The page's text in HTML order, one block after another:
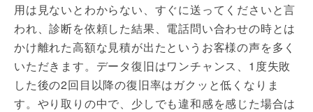
用は見ないとわからない、すぐに送ってくださいと言
われ、診断を依頼した結果、電話問い合わせの時とは
かけ離れた高額な見積が出たというお客様の声を多く
いただきます。データ復旧はワンチャンス、1度失敗
した後の2回目以降の復旧率はガクッと低くなりま
す。やり取りの中で、少しでも違和感を感じた場合は